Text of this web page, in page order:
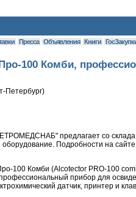
Пресса Объявления Книги
100 Комби,
Петербург)
предлагает со склада
оборудование. Подробности на
100 Комби (Alcotector PRO-100
прибор для
датчик, принтер и